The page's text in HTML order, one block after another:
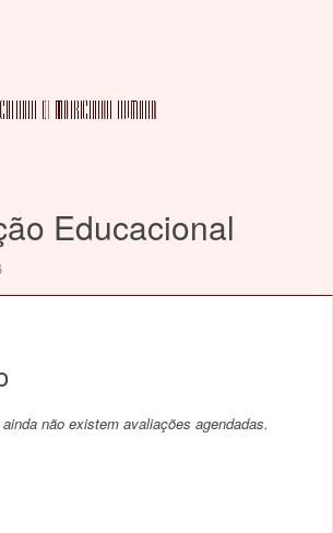
Educacional
não existem avaliações agendadas.